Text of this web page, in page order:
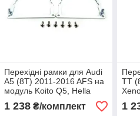
Перехідні рамки для Audi
A5 (8Т) 2011-2016 AFS на
модуль Koito Q5, Hella
3/3R (22506)
1 238₴/комплект
TT
3/
1